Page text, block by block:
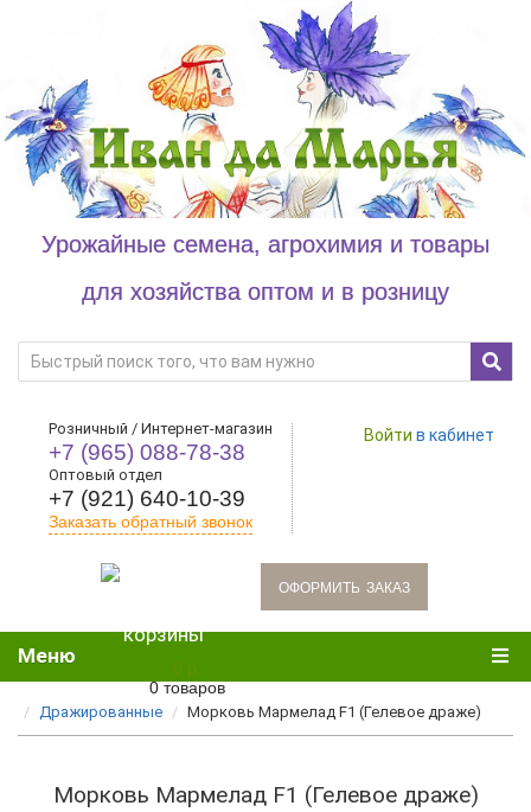
Урожайные семена, агрохимия и товары
для хозяйства оптом и в розницу
Розничный / Интернет-магазин
+7 (965) 088-78-38
Оптовый отдел
+7 (921) 640-10-39
Заказать обратный звонок
Войти в кабинет
oформить заказ
0 товаров
Меню
Дражированные Морковь Мармелад F1 (Гелевое драже)
Морковь Мармелад F1 (Гелевое драже)